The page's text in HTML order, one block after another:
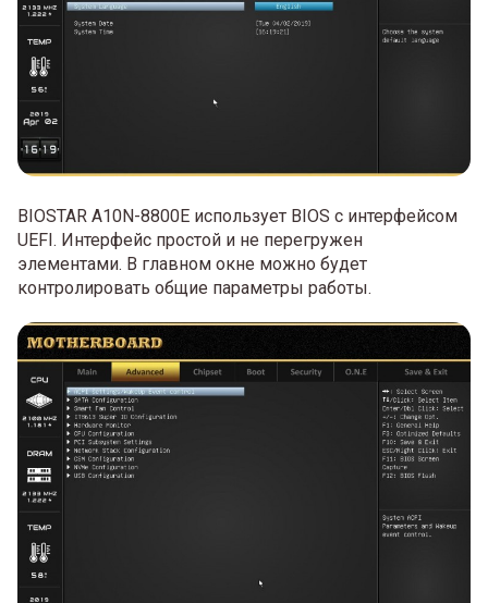
BIOSTAR A10N-8800E использует BIOS с интерфейсом
UEFI. Интерфейс простой и не перегружен
элементами. В главном окне можно будет
контролировать общие параметры работы.